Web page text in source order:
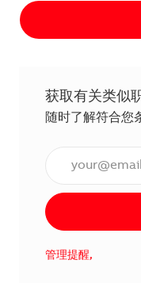
获取有关类似
随时了解符合您
管理提醒,